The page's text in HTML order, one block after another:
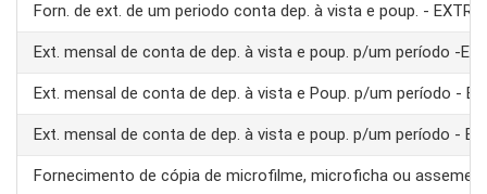
Forn. de ext. de um periodo conta dep. à vista e poup. -
Ext. mensal de conta de dep. à vista e poup. p/um período -
Ext. mensal de conta de dep. à vista e Poup. p/um período -
Ext. mensal de conta de dep. à vista e poup. p/um período -
Fornecimento de cópia de microfilme, microficha ou